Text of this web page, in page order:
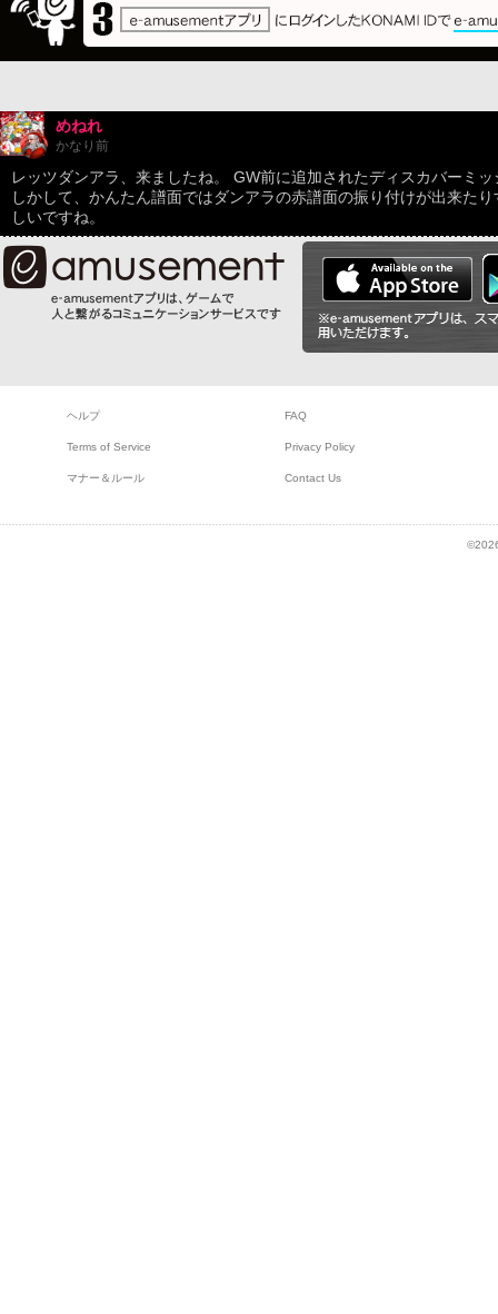
めねれ
かなり前
レッツダンアラ、来ましたね。 GW前に追加されたディスカバーミ
しかして、かんたん譜面ではダンアラの赤譜面の振り付けが出来た
しいですね。
ヘルプ FAQ
Terms of Service Privacy Policy
マナー＆ルール Contact Us